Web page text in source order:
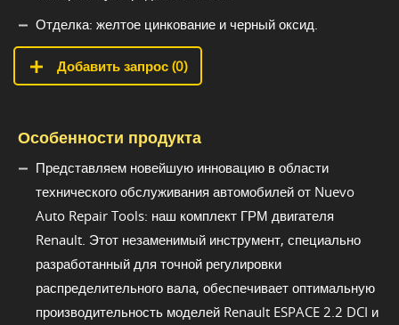
Отделка: желтое цинкование и черный оксид.
Добавить запрос (0)
Особенности продукта
Представляем новейшую инновацию в области
технического обслуживания автомобилей от Nuevo
Auto Repair Tools: наш комплект ГРМ двигателя
Renault. Этот незаменимый инструмент, специально
разработанный для точной регулировки
распределительного вала, обеспечивает оптимальную
производительность моделей Renault ESPACE 2.2 DCI и